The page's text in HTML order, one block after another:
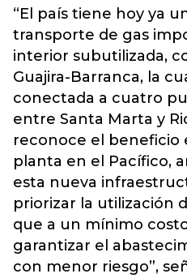
“El país tiene hoy ya
transporte de gas
interior subutilizada,
Guajira-Barranca, la
conectada a cuatro
entre Santa Marta y
reconoce el beneficio
planta en el Pacífico,
esta nueva
priorizar la utilización
que a un mínimo
garantizar el
con menor riesgo”,